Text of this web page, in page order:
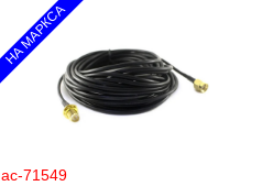
НА МАРКСА
ac-71549